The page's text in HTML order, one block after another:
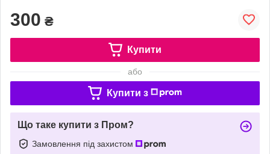
300 ₴
Купити
або
Купити з
Що таке купити з Пром?
Замовлення під захистом